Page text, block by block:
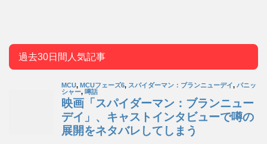
過去30日間人気記事